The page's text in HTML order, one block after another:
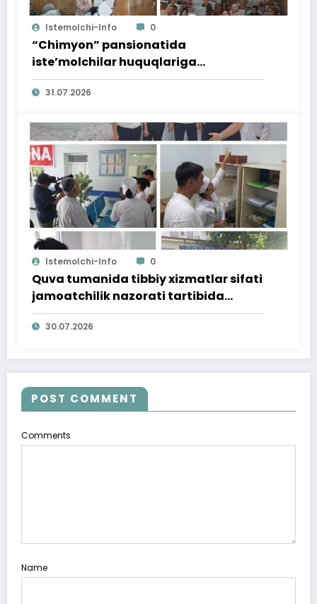
Istemolchi-Info 0
“Chimyon” pansionatida
iste’molchilar huquqlariga
bag‘ishlangan targ‘ibot tadbiri
o‘tkazildi
31.07.2026
Istemolchi-Info 0
Quva tumanida tibbiy xizmatlar sifati
jamoatchilik nazorati tartibida
o‘rganildi
30.07.2026
POST COMMENT
Comments
Name